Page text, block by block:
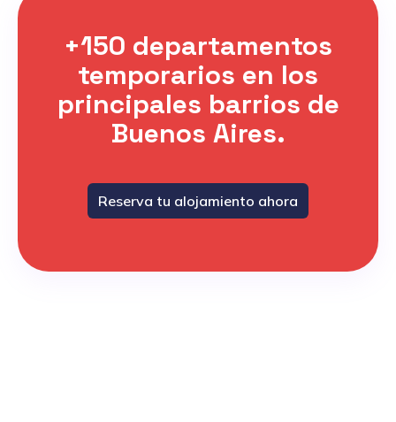
+150 departamentos
temporarios en los
principales barrios de
Buenos Aires.
Reserva tu alojamiento ahora